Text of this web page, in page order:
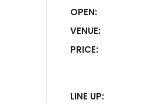
OPEN:
VENUE:
PRICE:
LINE UP: